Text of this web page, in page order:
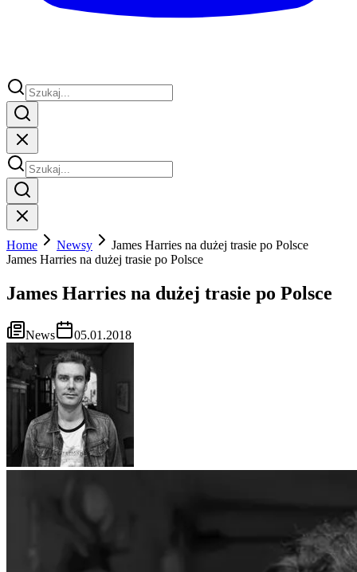
Home Newsy
James Harries na dużej trasie po Polsce
James Harries na dużej trasie po Polsce
James Harries na dużej trasie po Polsce
News 05.01.2018